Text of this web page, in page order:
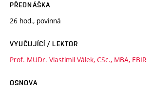
PŘEDNÁŠKA
26 hod., povinná
VYUČUJÍCÍ / LEKTOR
Prof. MUDr. Vlastimil Válek, CSc., MBA, EBIR
OSNOVA